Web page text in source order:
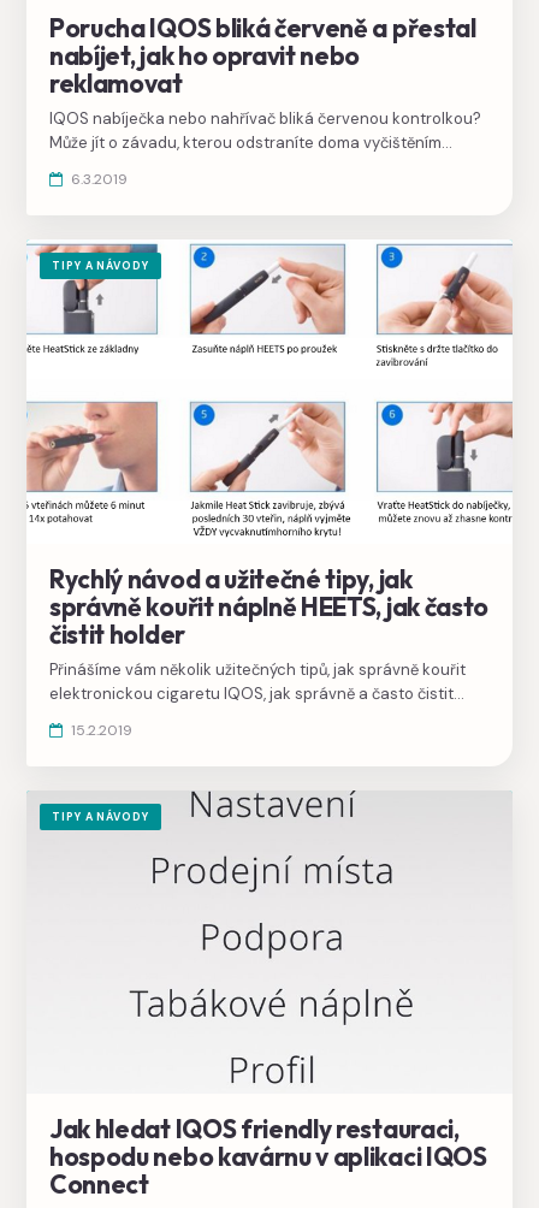
Porucha IQOS bliká červeně a přestal
nabíjet, jak ho opravit nebo
reklamovat
IQOS nabíječka nebo nahřívač bliká červenou kontrolkou?
Může jít o závadu, kterou odstraníte doma vyčištěním
6.3.2019
TIPY A NÁVODY
Rychlý návod a užitečné tipy, jak
správně kouřit náplně HEETS, jak často
čistit holder
Přinášíme vám několik užitečných tipů, jak správně kouřit
elektronickou cigaretu IQOS, jak správně a často čistit
správně nabíjet. Přečtete si užitečné tipy, jak často používat
čistítko nebo lihové tyčinky.
15.2.2019
TIPY A NÁVODY
Jak hledat IQOS friendly restauraci,
hospodu nebo kavárnu v aplikaci IQOS
Connect